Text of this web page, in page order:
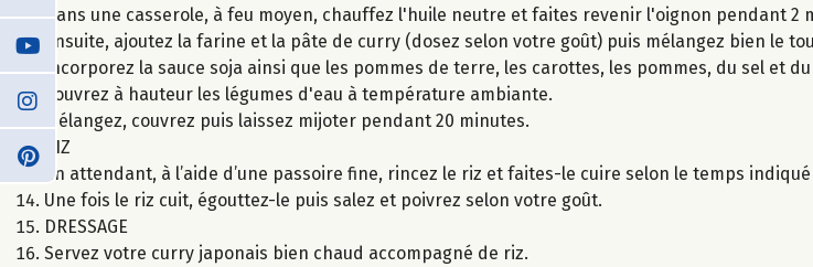
Dans une casserole, à feu moyen, chauffez l'huile neutre et faites revenir l'oignon pendant 2
Ensuite, ajoutez la farine et la pâte de curry (dosez selon votre goût) puis mélangez bien le
Incorporez la sauce soja ainsi que les pommes de terre, les carottes, les pommes, du sel et
Couvrez à hauteur les légumes d'eau à température ambiante.
Mélangez, couvrez puis laissez mijoter pendant 20 minutes.
RIZ
En attendant, à l’aide d’une passoire fine, rincez le riz et faites-le cuire selon le temps
Une fois le riz cuit, égouttez-le puis salez et poivrez selon votre goût.
DRESSAGE
Servez votre curry japonais bien chaud accompagné de riz.